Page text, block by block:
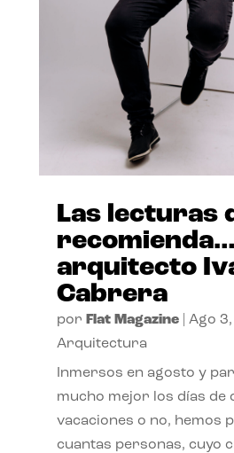
Las lecturas
arquitecto
Cabrera
por Flat Magazine| Ago
Arquitectura
Inmersos en agosto y
mucho mejor los días de
vacaciones o no, hemos
cuantas personas, cuyo